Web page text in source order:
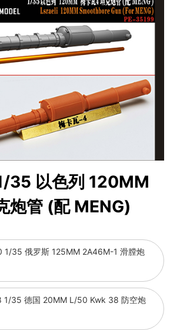
35 以色列 120MM
炮管 (配 MENG)
1/35 俄罗斯 125MM 2A46M-1 滑膛炮
1/35 德国 20MM L/50 Kwk 38 防空炮